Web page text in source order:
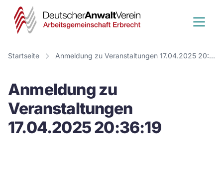
Deutscher
Anwalt
Verein
Startseite Anmeldung zu Veranstaltungen 17.04.2025 20:36:19
Anmeldung zu
Veranstaltungen
17.04.2025 20:36:19